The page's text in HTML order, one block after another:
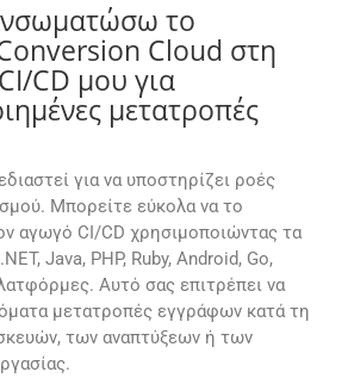
το
Cloud στη
CD μου για
μετατροπές
για να υποστηρίζει ροές
Μπορείτε εύκολα να το
αγωγό CI/CD χρησιμοποιώντας τα
Java, PHP, Ruby, Android, Go,
Αυτό σας επιτρέπει να
μετατροπές εγγράφων κατά τη
των αναπτύξεων ή των